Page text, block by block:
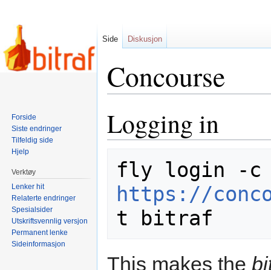
Concourse
navigering
søk
Logging in
https://
This makes the
Side Diskusjon
Forside
Siste endringer
Tilfeldig side
Hjelp
Verktøy
Lenker hit
Relaterte endringer
Spesialsider
Utskriftsvennlig versjon
Permanent lenke
Sideinformasjon